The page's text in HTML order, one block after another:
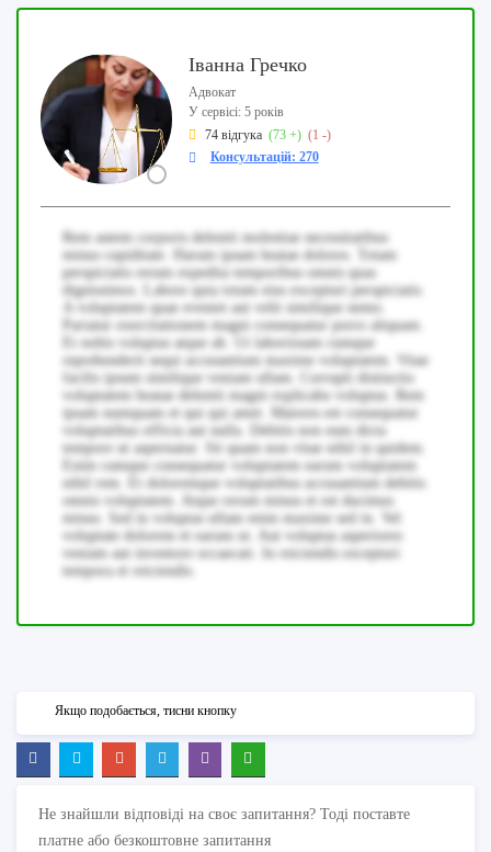
Іванна Гречко
Адвокат
У сервісі: 5 років
74 відгука (73 +) (1 -)
Консультацій: 270
Rem autem corporis deleniti molestiae necessitatibus
minus cupiditate. Harum ipsam beatae dolores. Totam
perspiciatis rerum expedita temporibus omnis quas
dignissimos. Labore quia totam eius excepturi perspiciatis.
A voluptatem quae eveniet aut velit similique nemo.
Pariatur exercitationem magni consequatur porro aliquam.
Et nobis voluptas atque ab. Ut laboriosam cumque
reprehenderit sequi accusantium maxime voluptatem. Vitae
facilis ipsum similique veniam ullam. Corrupti distinctio
voluptatem beatae deleniti magni explicabo voluptas. Rem
ipsam numquam et qui qui amet. Maiores est consequatur
voluptatibus officia aut nulla. Debitis non eum dicta
tempore ut aspernatur. Sit quam non vitae nihil in quidem.
Enim cumque consequatur voluptatem earum voluptatem
nihil rem. Et doloremque voluptatibus accusantium debitis
omnis voluptatem. Atque rerum minus et est ducimus
minus. Sed in voluptas ullam enim maxime sed in. Vel
voluptate dolorem et earum ut. Aut voluptas asperiores
veniam aut inventore occaecati. In reiciendis excepturi
tempora et reiciendis.
Якщо подобається, тисни кнопку
Не знайшли відповіді на своє запитання? Тоді поставте
платне або безкоштовне запитання